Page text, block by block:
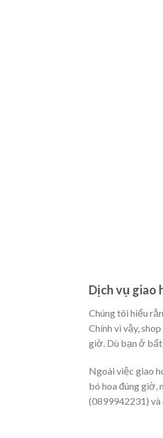
Dịch vụ giao
Chúng tôi hiểu
Chính vì vậy,
giờ. Dù bạn ở bất
Ngoài việc giao
bó hoa đúng giờ,
(0899942231) và